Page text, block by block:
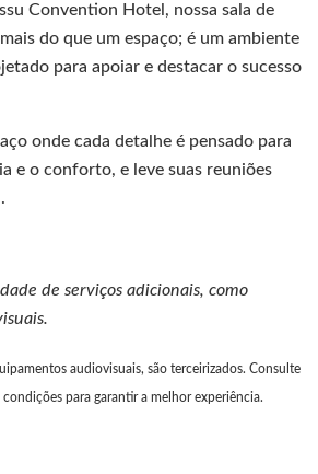
Convention Hotel, nossa sala de
do que um espaço; é um ambiente
para apoiar e destacar o sucesso
onde cada detalhe é pensado para
e o conforto, e leve suas reuniões
de serviços adicionais, como
audiovisuais, são terceirizados. Consulte
para garantir a melhor experiência.